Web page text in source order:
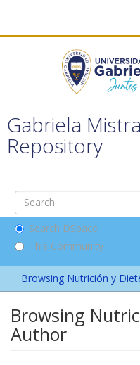
Gabriela
Repository
Search DSpace
This Community
Browsing Nutrición y
Browsing
Author